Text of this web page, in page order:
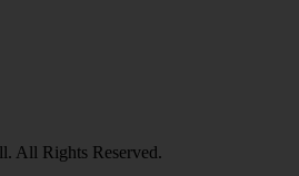
All Rights Reserved.